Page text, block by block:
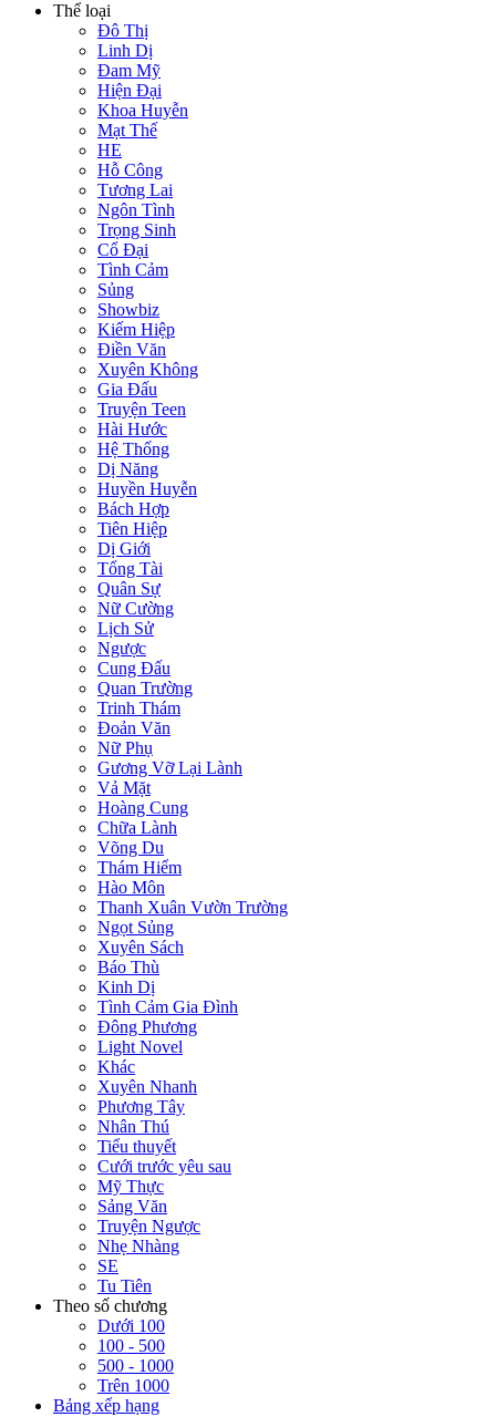
Thể loại
Đô Thị
Linh Dị
Đam Mỹ
Hiện Đại
Khoa Huyễn
Mạt Thế
HE
Hỗ Công
Tương Lai
Ngôn Tình
Trọng Sinh
Cổ Đại
Tình Cảm
Sủng
Showbiz
Kiếm Hiệp
Điền Văn
Xuyên Không
Gia Đấu
Truyện Teen
Hài Hước
Hệ Thống
Dị Năng
Huyền Huyễn
Bách Hợp
Tiên Hiệp
Dị Giới
Tổng Tài
Quân Sự
Nữ Cường
Lịch Sử
Ngược
Cung Đấu
Quan Trường
Trinh Thám
Đoản Văn
Nữ Phụ
Gương Vỡ Lại Lành
Vả Mặt
Hoàng Cung
Chữa Lành
Võng Du
Thám Hiểm
Hào Môn
Thanh Xuân Vườn Trường
Ngọt Sủng
Xuyên Sách
Báo Thù
Kinh Dị
Tình Cảm Gia Đình
Đông Phương
Light Novel
Khác
Xuyên Nhanh
Phương Tây
Nhân Thú
Tiểu thuyết
Cưới trước yêu sau
Mỹ Thực
Sảng Văn
Truyện Ngược
Nhẹ Nhàng
SE
Tu Tiên
Theo số chương
Dưới 100
100 - 500
500 - 1000
Trên 1000
Bảng xếp hạng